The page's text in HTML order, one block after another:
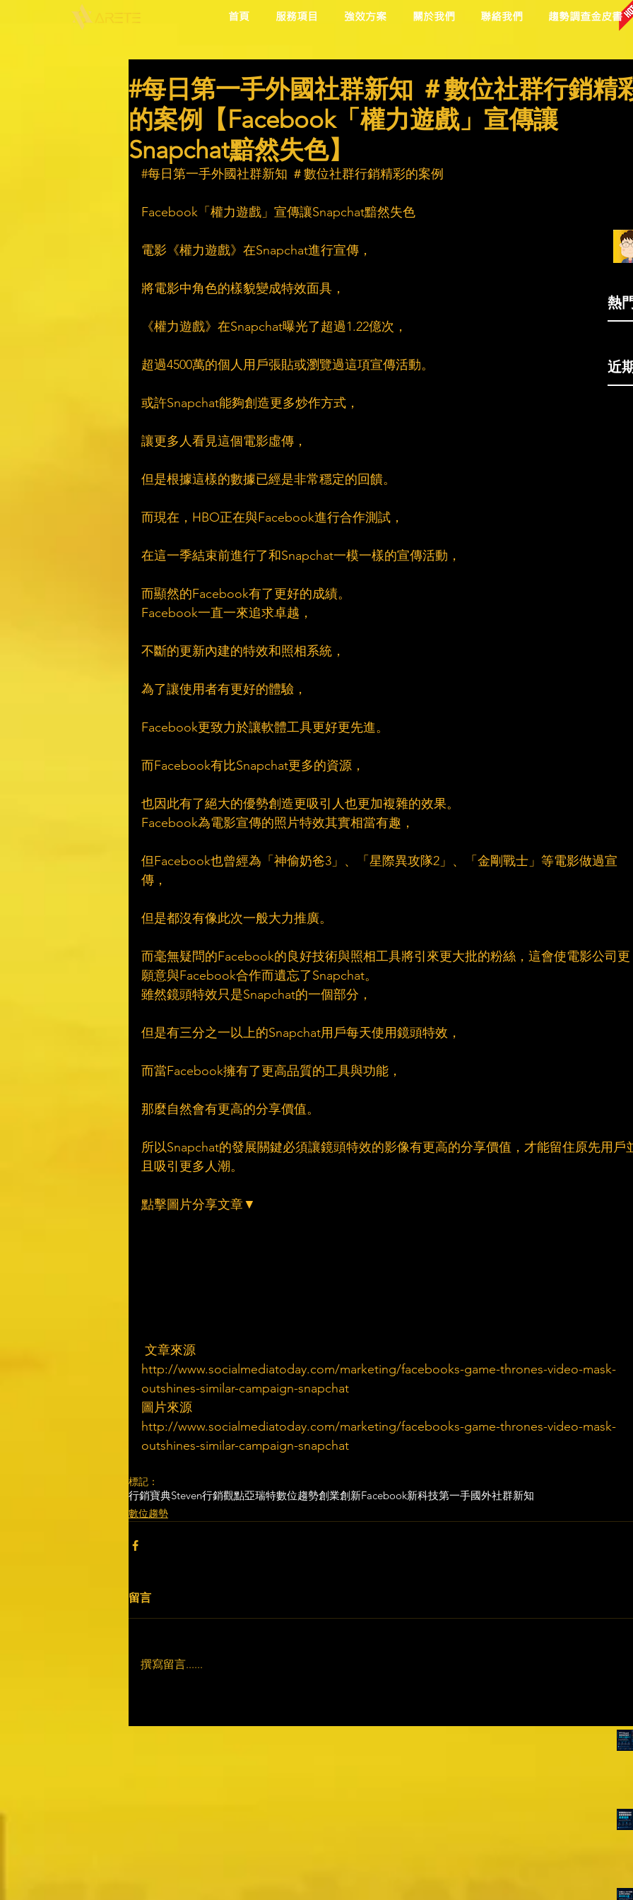
首頁 服務項目 強效方案 關於我們 聯絡我們 趨勢調查金皮書
#每日第一手外國社群新知 ＃數位社群行銷精
的案例【Facebook「權力遊戲」宣傳讓
Snapchat黯然失色】
#每日第一手外國社群新知 ＃數位社群行銷精彩的案例
Facebook「權力遊戲」宣傳讓Snapchat黯然失色
電影《權力遊戲》在Snapchat進行宣傳，
將電影中角色的樣貌變成特效面具，
《權力遊戲》在Snapchat曝光了超過1.22億次，
超過4500萬的個人用戶張貼或瀏覽過這項宣傳活動。
或許Snapchat能夠創造更多炒作方式，
讓更多人看見這個電影虛傳，
但是根據這樣的數據已經是非常穩定的回饋。
而現在，HBO正在與Facebook進行合作測試，
在這一季結束前進行了和Snapchat一模一樣的宣傳活動，
而顯然的Facebook有了更好的成績。
Facebook一直一來追求卓越，
不斷的更新內建的特效和照相系統，
為了讓使用者有更好的體驗，
Facebook更致力於讓軟體工具更好更先進。
而Facebook有比Snapchat更多的資源，
也因此有了絕大的優勢創造更吸引人也更加複雜的效果。
Facebook為電影宣傳的照片特效其實相當有趣，
但Facebook也曾經為「神偷奶爸3」、「星際異攻隊2」、「金剛戰士」等電影做過宣
傳，
但是都沒有像此次一般大力推廣。
而毫無疑問的Facebook的良好技術與照相工具將引來更大批的粉絲，這會使電影公司更
願意與Facebook合作而遺忘了Snapchat。
雖然鏡頭特效只是Snapchat的一個部分，
但是有三分之一以上的Snapchat用戶每天使用鏡頭特效，
而當Facebook擁有了更高品質的工具與功能，
那麼自然會有更高的分享價值。
所以Snapchat的發展關鍵必須讓鏡頭特效的影像有更高的分享價值，才能留住原先用戶
且吸引更多人潮。
點擊圖片分享文章▼
文章來源
http://www.socialmediatoday.com/marketing/facebooks-game-thrones-video-mask-
outshines-similar-campaign-snapchat
圖片來源
http://www.socialmediatoday.com/marketing/facebooks-game-thrones-video-mask-
outshines-similar-campaign-snapchat
標記：
行銷寶典Steven行銷觀點亞瑞特數位趨勢創業創新Facebook新科技第一手國外社群新知
數位趨勢
留言
撰寫留言......
熱
近